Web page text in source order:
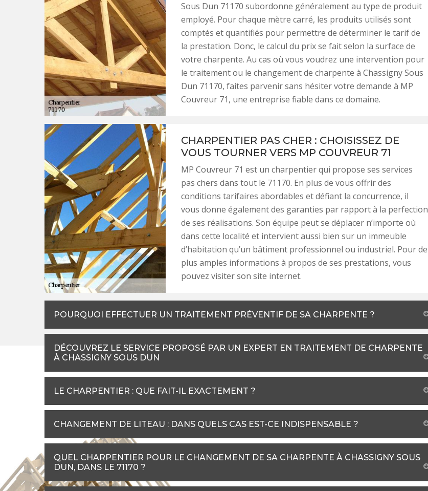
Sous Dun 71170 subordonne généralement au type de produit
employé. Pour chaque mètre carré, les produits utilisés sont
comptés et quantifiés pour permettre de déterminer le tarif de
la prestation. Donc, le calcul du prix se fait selon la surface de
votre charpente. Au cas où vous voudrez une intervention pour
le traitement ou le changement de charpente à Chassigny Sous
Dun 71170, faites parvenir sans hésiter votre demande à MP
Couvreur 71, une entreprise fiable dans ce domaine.
CHARPENTIER PAS CHER : CHOISISSEZ DE
VOUS TOURNER VERS MP COUVREUR 71
MP Couvreur 71 est un charpentier qui propose ses services
pas chers dans tout le 71170. En plus de vous offrir des
conditions tarifaires abordables et défiant la concurrence, il
vous donne également des garanties par rapport à la perfection
de ses réalisations. Son équipe peut se déplacer n’importe où
dans cette localité et intervient aussi bien sur un immeuble
d’habitation qu’un bâtiment professionnel ou industriel. Pour de
plus amples informations à propos de ses prestations, vous
pouvez visiter son site internet.
POURQUOI EFFECTUER UN TRAITEMENT PRÉVENTIF DE SA CHARPENTE ?
DÉCOUVREZ LE SERVICE PROPOSÉ PAR UN EXPERT EN TRAITEMENT DE CHARPENTE
À CHASSIGNY SOUS DUN
LE CHARPENTIER : QUE FAIT-IL EXACTEMENT ?
CHANGEMENT DE LITEAU : DANS QUELS CAS EST-CE INDISPENSABLE ?
QUEL CHARPENTIER POUR LE CHANGEMENT DE SA CHARPENTE À CHASSIGNY SOUS
DUN, DANS LE 71170 ?